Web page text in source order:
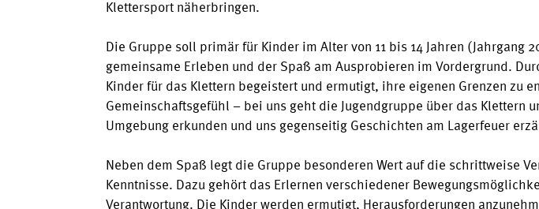
Klettersport näherbringen.
Die Gruppe soll primär für Kinder im Alter von 11 bis 14 Jahren (Jahrgang
gemeinsame Erleben und der Spaß am Ausprobieren im Vordergrund.
Kinder für das Klettern begeistert und ermutigt, ihre eigenen Grenzen zu
Gemeinschaftsgefühl – bei uns geht die Jugendgruppe über das Klettern
Umgebung erkunden und uns gegenseitig Geschichten am Lagerfeuer
Neben dem Spaß legt die Gruppe besonderen Wert auf die schrittweise
Kenntnisse. Dazu gehört das Erlernen verschiedener
Verantwortung. Die Kinder werden ermutigt, Herausforderungen